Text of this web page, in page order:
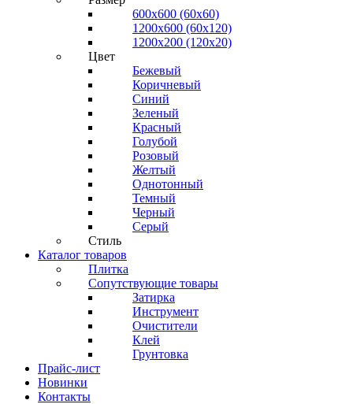
600х600 (60х60)
1200х600 (60х120)
1200х200 (120x20)
Цвет
Бежевый
Коричневый
Синий
Зеленый
Красный
Голубой
Розовый
Желтый
Однотонный
Темный
Черный
Серый
Стиль
Каталог товаров
Плитка
Сопутствующие товары
Затирка
Инструмент
Очистители
Клей
Грунтовка
Прайс-лист
Новинки
Контакты